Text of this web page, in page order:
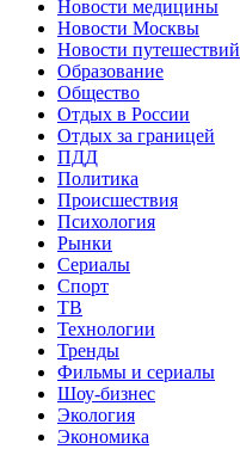
Новости медицины
Новости Москвы
Новости путешествий
Образование
Общество
Отдых в России
Отдых за границей
ПДД
Политика
Происшествия
Психология
Рынки
Сериалы
Спорт
ТВ
Технологии
Тренды
Фильмы и сериалы
Шоу-бизнес
Экология
Экономика